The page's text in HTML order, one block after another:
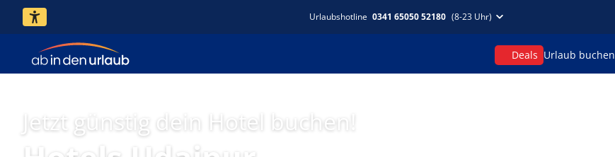
Urlaubshotline 0341 65050 52180 (8-23 Uhr)
Deals Urlaub buchen
Jetzt günstig dein Hotel buchen!